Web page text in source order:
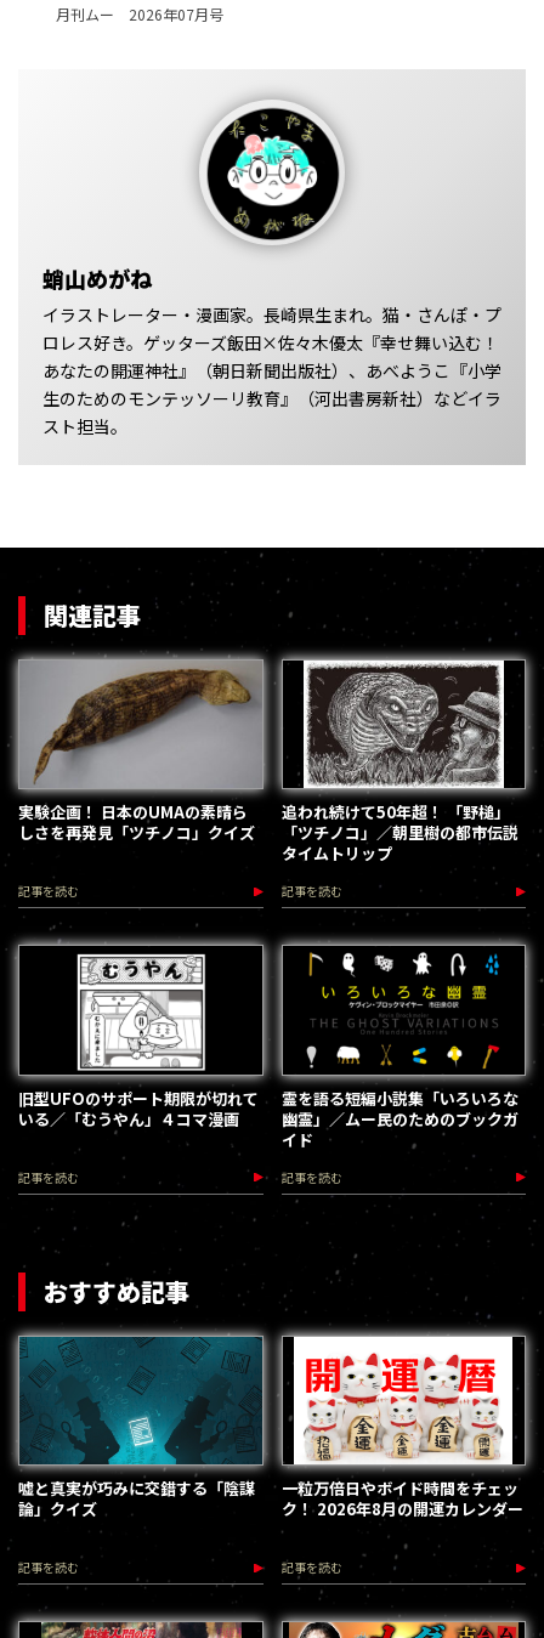
月刊ムー 2026年07月号
蛸山めがね
イラストレーター・漫画家。長崎県生まれ。猫・さんぽ・プ
ロレス好き。ゲッターズ飯田×佐々木優太『幸せ舞い込む！
あなたの開運神社』（朝日新聞出版社）、あべようこ『小学
生のためのモンテッソーリ教育』（河出書房新社）などイラ
スト担当。
関連記事
実験企画！ 日本のUMAの素晴ら
しさを再発見「ツチノコ」クイズ
記事を読む
追われ続けて50年超！ 「野槌」
「ツチノコ」／朝里樹の都市伝説
タイムトリップ
記事を読む
旧型UFOのサポート期限が切れて
いる／「むうやん」４コマ漫画
記事を読む
霊を語る短編小説集「いろいろな
幽霊」／ムー民のためのブックガ
イド
記事を読む
おすすめ記事
嘘と真実が巧みに交錯する「陰謀
論」クイズ
記事を読む
一粒万倍日やボイド時間をチェッ
ク！ 2026年8月の開運カレンダー
記事を読む